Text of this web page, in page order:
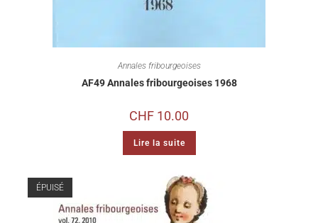
Annales fribourgeoises
AF49 Annales fribourgeoises 1968
CHF 10.00
Lire la suite
ÉPUISÉ